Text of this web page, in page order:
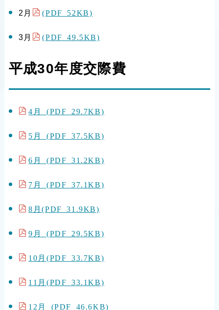
2月 (PDF 52KB)
3月 (PDF 49.5KB)
平成30年度交際費
4月 (PDF 29.7KB)
5月 (PDF 37.5KB)
6月 (PDF 31.2KB)
7月 (PDF 37.1KB)
8月(PDF 31.9KB)
9月 (PDF 29.5KB)
10月(PDF 33.7KB)
11月(PDF 33.1KB)
12月 (PDF 46.6KB)